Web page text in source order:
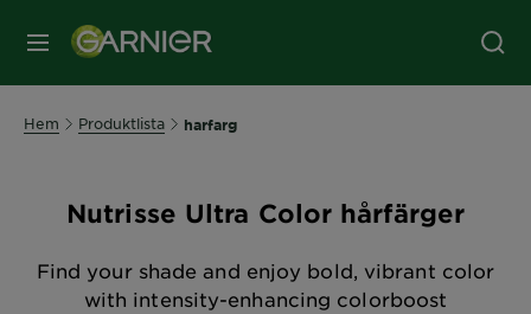
MENY
Hem Produktlista harfarg
Nutrisse Ultra Color hårfärger
Find your shade and enjoy bold, vibrant color
with intensity-enhancing colorboost